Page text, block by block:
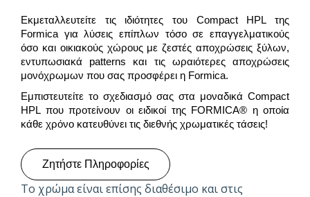
Εκμεταλλευτείτε τις ιδιότητες του Compact HPL της
Formica για λύσεις επίπλων τόσο σε επαγγελματικούς
όσο και οικιακούς χώρους με ζεστές αποχρώσεις ξύλων,
εντυπωσιακά patterns και τις ωραιότερες αποχρώσεις
μονόχρωμων που σας προσφέρει η Formica.
Εμπιστευτείτε το σχεδιασμό σας στα μοναδικά Compact
HPL που προτείνουν οι ειδικοί της FORMICA® η οποία
κάθε χρόνο κατευθύνει τις διεθνής χρωματικές τάσεις!
Ζητήστε Πληροφορίες
Το χρώμα είναι επίσης διαθέσιμο και στις